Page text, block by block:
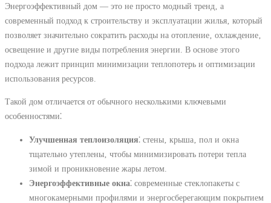
Энергоэффективный дом — это не просто модный тренд‚ а
современный подход к строительству и эксплуатации жилья‚ который
позволяет значительно сократить расходы на отопление‚ охлаждение‚
освещение и другие виды потребления энергии. В основе этого
подхода лежит принцип минимизации теплопотерь и оптимизации
использования ресурсов.
Такой дом отличается от обычного несколькими ключевыми
особенностями⁚
Улучшенная теплоизоляция⁚ стены‚ крыша‚ пол и окна
тщательно утеплены‚ чтобы минимизировать потери тепла
зимой и проникновение жары летом.
Энергоэффективные окна⁚ современные стеклопакеты с
многокамерными профилями и энергосберегающим покрытием